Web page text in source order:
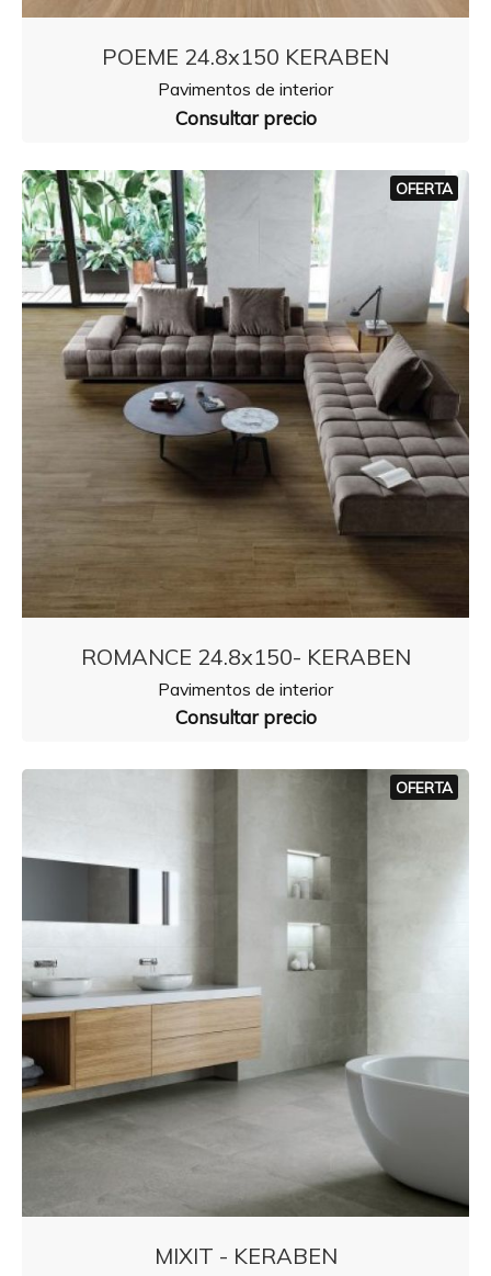
POEME 24.8x150 KERABEN
Pavimentos de interior
Consultar precio
OFERTA
ROMANCE 24.8x150- KERABEN
Pavimentos de interior
Consultar precio
OFERTA
MIXIT - KERABEN